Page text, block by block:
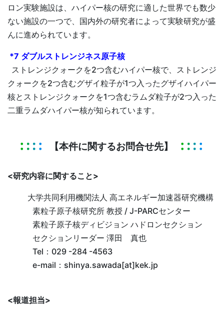
ロン実験施設は、ハイパー核の研究に適した世界でも数少
ない施設の一つで、国内外の研究者によって実験研究が盛
んに進められています。
*7 ダブルストレンジネス原子核
ストレンジクォークを2つ含むハイパー核で、ストレンジ
クォークを2つ含むグザイ粒子が1つ入ったグザイハイパー
核とストレンジクォークを1つ含むラムダ粒子が2つ入った
二重ラムダハイパー核が知られています。
【本件に関するお問合せ先】
<研究内容に関すること>
大学共同利用機関法人 高エネルギー加速器研究機構
素粒子原子核研究所 教授 / J-PARCセンター
素粒子原子核ディビジョン ハドロンセクション
セクションリーダー 澤田 真也
Tel ：029 -284 -4563
e-mail ：shinya.sawada[at]kek.jp
<報道担当>